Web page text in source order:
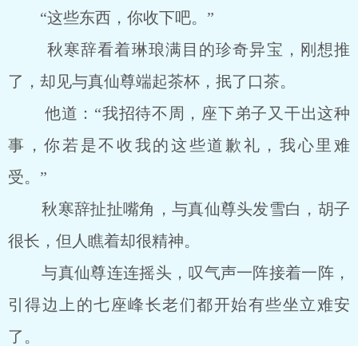
“这些东西，你收下吧。”
秋寒辞看着琳琅满目的珍奇异宝，刚想推
了，却见与真仙尊端起茶杯，抿了口茶。
他道：“我招待不周，座下弟子又干出这种
事，你若是不收我的这些道歉礼，我心里难
受。”
秋寒辞扯扯嘴角，与真仙尊头发雪白，胡子
很长，但人瞧着却很精神。
与真仙尊连连摇头，叹气声一阵接着一阵，
引得边上的七座峰长老们都开始有些坐立难安
了。